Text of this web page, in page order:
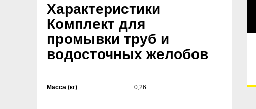
Характеристики
Комплект для
промывки труб и
водосточных желобов
Масса (кг) 0,26